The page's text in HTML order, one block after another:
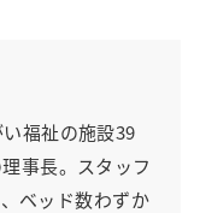
福祉の施設39
事長。スタッフ
ベッド数わずか